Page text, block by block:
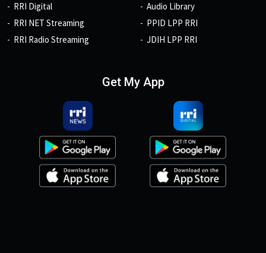
RRI Digital
RRI NET Streaming
RRI Radio Streaming
Audio Library
PPID LPP RRI
JDIH LPP RRI
Get My App